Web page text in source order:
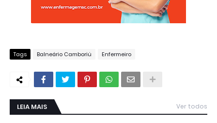
Tags Balneário Camboriú Enfermeiro
LEIA MAIS Ver todos